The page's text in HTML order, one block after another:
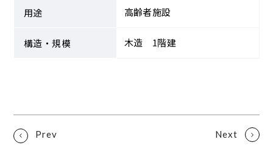
用途 高齢者施設
構造・規模 木造 1階建